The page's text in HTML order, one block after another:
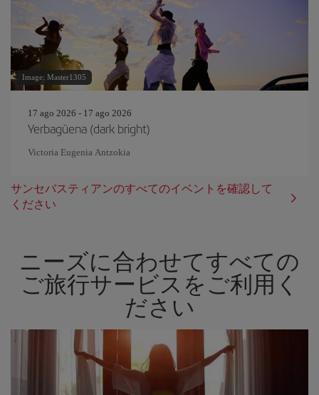
Image: Master1305
17 ago 2026 - 17 ago 2026
Yerbagüena (dark bright)
Victoria Eugenia Antzokia
サンセバスティアンのすべてのイベントを確認して
ください
ニーズに合わせてすべての
ご旅行サービスをご利用く
ださい